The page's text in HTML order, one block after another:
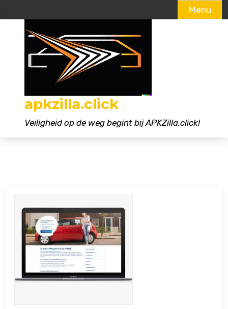
Menu
apkzilla.click
Veiligheid op de weg begint bij APKZilla.click!